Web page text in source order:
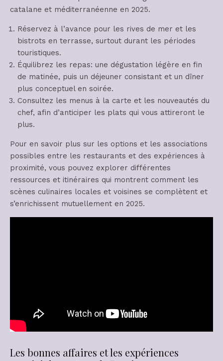
catalane et méditerranéenne en 2025.
Réservez à l’avance pour les rives de mer et les
bistrots en terrasse, surtout durant les périodes
touristiques.
Équilibrez les repas: une dégustation légère en fin
de matinée, puis un déjeuner consistant et un dîner
plus conceptuel en soirée.
Consultez les menus à la carte et les nouveautés du
chef, afin d’anticiper les plats qui vous attireront le
plus.
Pour en savoir plus sur les options et les associations
possibles entre les restaurants et des expériences à
proximité, vous pouvez explorer différentes
ressources et itinéraires qui montrent comment les
scènes culinaires locales et voisines se complètent et
s’enrichissent mutuellement en 2025.
Les bonnes affaires et les expériences